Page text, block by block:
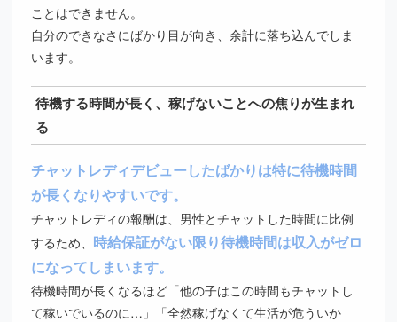
ことはできません。
自分のできなさにばかり目が向き、余計に落ち込んでしま
います。
待機する時間が長く、稼げないことへの焦りが生まれ
る
チャットレディデビューしたばかりは特に待機時間
が長くなりやすいです。
チャットレディの報酬は、男性とチャットした時間に比例
するため、 時給保証がない限り待機時間は収入がゼロ
になってしまいます。
待機時間が長くなるほど「他の子はこの時間もチャットし
て稼いでいるのに…」「全然稼げなくて生活が危ういか